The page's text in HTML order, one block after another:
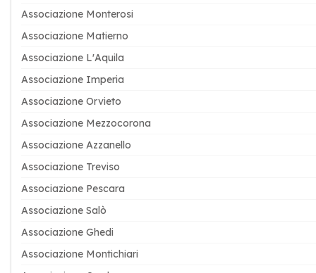
Associazione Monterosi
Associazione Matierno
Associazione L'Aquila
Associazione Imperia
Associazione Orvieto
Associazione Mezzocorona
Associazione Azzanello
Associazione Treviso
Associazione Pescara
Associazione Salò
Associazione Ghedi
Associazione Montichiari